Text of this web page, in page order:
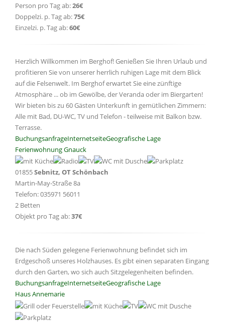
Person pro Tag ab:26€
Doppelzi. p. Tag ab:75€
Einzelzi. p. Tag ab:60€
Herzlich Willkommen im Berghof! Genießen Sie Ihren Urlaub und
profitieren Sie von unserer herrlich ruhigen Lage mit dem Blick
auf die Felsenwelt. Im Berghof erwartet Sie eine zünftige
Atmosphäre ... ob im Gewölbe, der Veranda oder im Biergarten!
Wir bieten bis zu 60 Gästen Unterkunft in gemütlichen Zimmern:
Alle mit Bad, DU-WC, TV und Telefon - teilweise mit Balkon bzw.
Terrasse.
BuchungsanfrageInternetseiteGeografische Lage
Ferienwohnung Gnauck
01855Sebnitz, OT Schönbach
Martin-May-Straße 8a
Telefon: 035971 56011
2 Betten
Objekt pro Tag ab:37€
Die nach Süden gelegene Ferienwohnung befindet sich im
Erdgeschoß unseres Holzhauses. Es gibt einen separaten Eingang
durch den Garten, wo sich auch Sitzgelegenheiten befinden.
BuchungsanfrageInternetseiteGeografische Lage
Haus Annemarie